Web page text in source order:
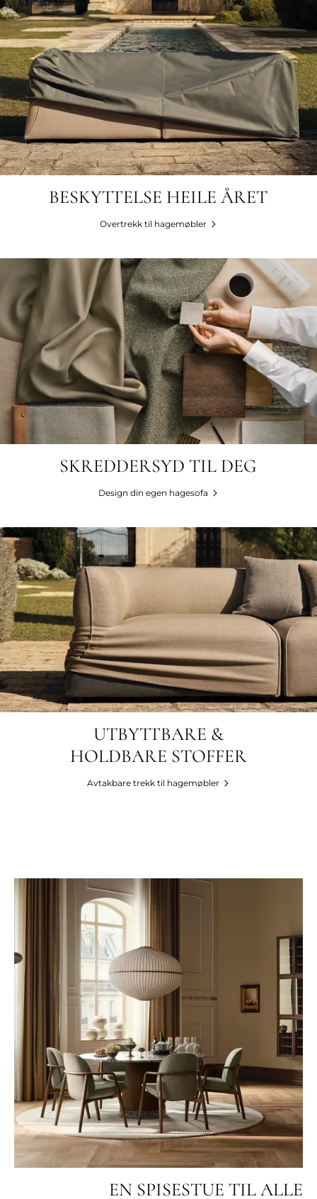
BESKYTTELSE HEILE ÅRET
Overtrekk til hagemøbler
SKREDDERSYD TIL DEG
Design din egen hagesofa
UTBYTTBARE &
HOLDBARE STOFFER
Avtakbare trekk til hagemøbler
EN SPISESTUE TIL ALLE